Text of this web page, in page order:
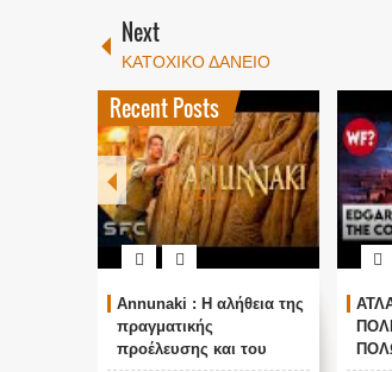
Next
ΚΑΤΟΧΙΚΟ ΔΑΝΕΙΟ
Recent Posts
Annunaki : Η αλήθεια της
πραγματικής
προέλευσης και του